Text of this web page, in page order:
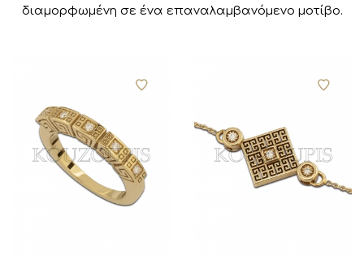
B2B
διαμορφωμένη σε ένα επαναλαμβανόμενο μοτίβο.